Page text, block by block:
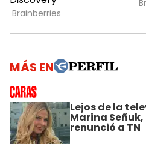
MÁS EN
Lejos de la
Marina
renunció a TN